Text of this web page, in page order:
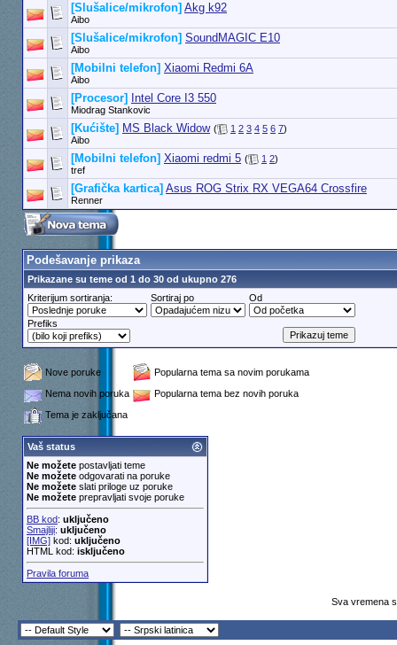
[Slušalice/mikrofon] Akg k92
Aibo
[Slušalice/mikrofon] SoundMAGIC E10
Aibo
[Mobilni telefon] Xiaomi Redmi 6A
Aibo
[Procesor] Intel Core I3 550
Miodrag Stankovic
[Kućište] MS Black Widow ( 1 2 3 4 5 6 7)
Aibo
[Mobilni telefon] Xiaomi redmi 5 ( 1 2)
tref
[Grafička kartica] Asus ROG Strix RX VEGA64 Crossfire
Renner
Podešavanje prikaza
Prikazane su teme od 1 do 30 od ukupno 276
Kriterijum sortiranja:
Sortiraj po Od
Prefiks
Nove poruke
Popularna tema sa novim porukama
Nema novih poruka
Popularna tema bez novih poruka
Tema je zaključana
Vaš status
Ne možetepostavljati teme
Ne možeteodgovarati na poruke
Ne možeteslati priloge uz poruke
Ne možeteprepravljati svoje poruke
BB kod: uključeno
Smajliji: uključeno
[IMG]kod: uključeno
HTML kod: isključeno
Pravila foruma
Sva vremena